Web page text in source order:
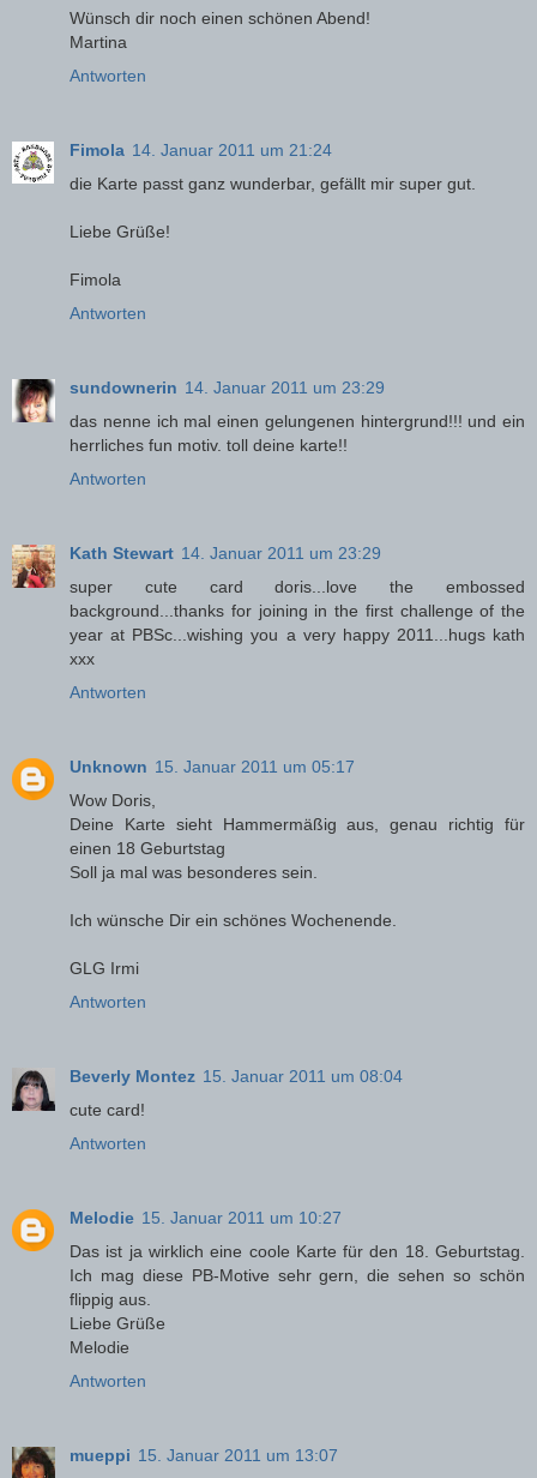
Wünsch dir noch einen schönen Abend!
Martina
Antworten
Fimola 14. Januar 2011 um 21:24
die Karte passt ganz wunderbar, gefällt mir super gut.
Liebe Grüße!
Fimola
Antworten
sundownerin 14. Januar 2011 um 23:29
das nenne ich mal einen gelungenen hintergrund!!! und ein
herrliches fun motiv. toll deine karte!!
Antworten
Kath Stewart 14. Januar 2011 um 23:29
super cute card doris...love the embossed
background...thanks for joining in the first challenge of the
year at PBSc...wishing you a very happy 2011...hugs kath
xxx
Antworten
Unknown 15. Januar 2011 um 05:17
Wow Doris,
Deine Karte sieht Hammermäßig aus, genau richtig für
einen 18 Geburtstag
Soll ja mal was besonderes sein.
Ich wünsche Dir ein schönes Wochenende.
GLG Irmi
Antworten
Beverly Montez 15. Januar 2011 um 08:04
cute card!
Antworten
Melodie 15. Januar 2011 um 10:27
Das ist ja wirklich eine coole Karte für den 18. Geburtstag.
Ich mag diese PB-Motive sehr gern, die sehen so schön
flippig aus.
Liebe Grüße
Melodie
Antworten
mueppi 15. Januar 2011 um 13:07